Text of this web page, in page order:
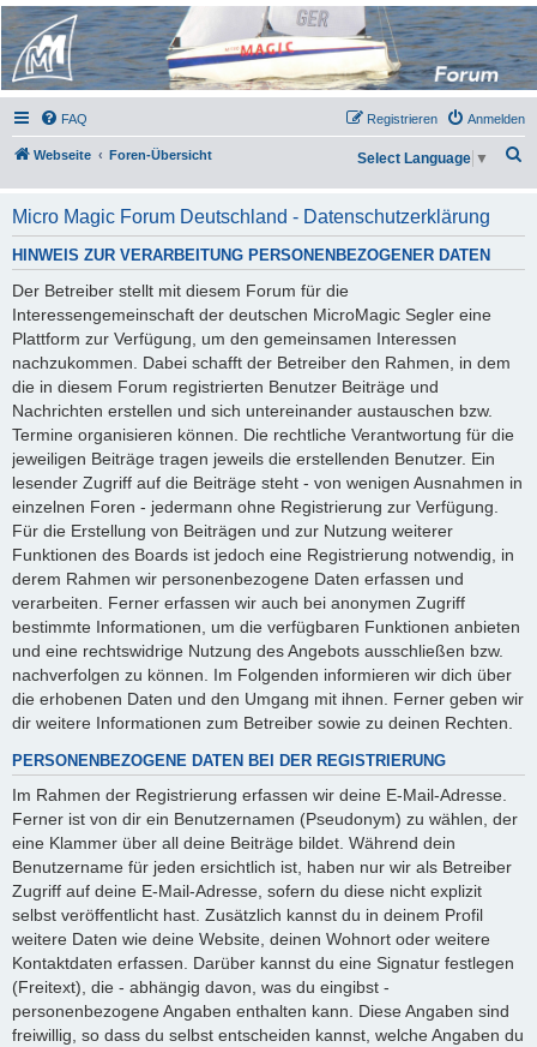
Micro Magic Forum
Deutschland
FAQ Anmelden
Registrieren
Webseite Foren-Übersicht
h
e
Select Language ▼
Micro Magic Forum Deutschland - Datenschutzerklärung
HINWEIS ZUR VERARBEITUNG PERSONENBEZOGENER DATEN
Der Betreiber stellt mit diesem Forum für die
Interessengemeinschaft der deutschen MicroMagic Segler eine
Plattform zur Verfügung, um den gemeinsamen Interessen
nachzukommen. Dabei schafft der Betreiber den Rahmen, in dem
die in diesem Forum registrierten Benutzer Beiträge und
Nachrichten erstellen und sich untereinander austauschen bzw.
Termine organisieren können. Die rechtliche Verantwortung für die
jeweiligen Beiträge tragen jeweils die erstellenden Benutzer. Ein
lesender Zugriff auf die Beiträge steht - von wenigen Ausnahmen in
einzelnen Foren - jedermann ohne Registrierung zur Verfügung.
Für die Erstellung von Beiträgen und zur Nutzung weiterer
Funktionen des Boards ist jedoch eine Registrierung notwendig, in
derem Rahmen wir personenbezogene Daten erfassen und
verarbeiten. Ferner erfassen wir auch bei anonymen Zugriff
bestimmte Informationen, um die verfügbaren Funktionen anbieten
und eine rechtswidrige Nutzung des Angebots ausschließen bzw.
nachverfolgen zu können. Im Folgenden informieren wir dich über
die erhobenen Daten und den Umgang mit ihnen. Ferner geben wir
dir weitere Informationen zum Betreiber sowie zu deinen Rechten.
PERSONENBEZOGENE DATEN BEI DER REGISTRIERUNG
Im Rahmen der Registrierung erfassen wir deine E-Mail-Adresse.
Ferner ist von dir ein Benutzernamen (Pseudonym) zu wählen, der
eine Klammer über all deine Beiträge bildet. Während dein
Benutzername für jeden ersichtlich ist, haben nur wir als Betreiber
Zugriff auf deine E-Mail-Adresse, sofern du diese nicht explizit
selbst veröffentlicht hast. Zusätzlich kannst du in deinem Profil
weitere Daten wie deine Website, deinen Wohnort oder weitere
Kontaktdaten erfassen. Darüber kannst du eine Signatur festlegen
(Freitext), die - abhängig davon, was du eingibst -
personenbezogene Angaben enthalten kann. Diese Angaben sind
freiwillig, so dass du selbst entscheiden kannst, welche Angaben du